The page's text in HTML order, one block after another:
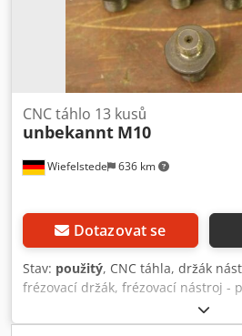
Wiefelstede 636 km
CNC táhlo 13 kusů
unbekannt M10
Dotazovat se
Stav: použitý, CNC táhla, držák
frézovací držák, frézovací nástroj -
drážkou pro prsten - pro: držáky
kompletní - hmotnost: 0,3 kg